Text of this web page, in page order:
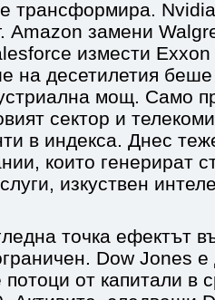
трансформира.
Amazon замени
измести
на десетилетия
мощ. Само
сектор и
в индекса. Днес
които генерират
изкуствен
точка ефектът
Dow Jones е
от капитали в